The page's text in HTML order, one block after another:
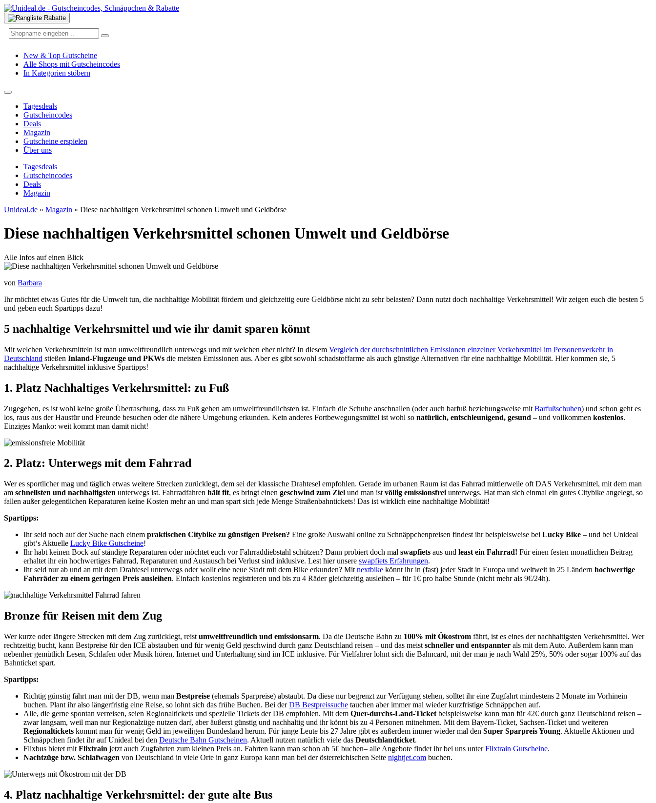
New & Top Gutscheine
Alle Shops mit Gutscheincodes
In Kategorien stöbern
Tagesdeals
Gutscheincodes
Deals
Magazin
Gutscheine erspielen
Über uns
Tagesdeals
Gutscheincodes
Deals
Magazin
Unideal.de » Magazin » Diese nachhaltigen Verkehrsmittel schonen Umwelt und Geldbörse
Diese nachhaltigen Verkehrsmittel schonen Umwelt und Geldbörse
Alle Infos auf einen Blick
von Barbara
Ihr möchtet etwas Gutes für die Umwelt tun, die nachhaltige Mobilität fördern und gleichzeitig eure Geldbörse nicht zu sehr belasten? Dann nutzt doch nachhaltige Verkehrsmittel! Wir zeigen euch die besten 5
und geben euch Spartipps dazu!
5 nachhaltige Verkehrsmittel und wie ihr damit sparen könnt
Mit welchen Verkehrsmitteln ist man umweltfreundlich unterwegs und mit welchen eher nicht? In diesem Vergleich der durchschnittlichen Emissionen einzelner Verkehrsmittel im Personenverkehr in
Deutschland stießen Inland-Flugzeuge und PKWs die meisten Emissionen aus. Aber es gibt sowohl schadstoffarme als auch günstige Alternativen für eine nachhaltige Mobilität. Hier kommen sie, 5
nachhaltige Verkehrsmittel inklusive Spartipps!
1. Platz Nachhaltiges Verkehrsmittel: zu Fuß
Zugegeben, es ist wohl keine große Überraschung, dass zu Fuß gehen am umweltfreundlichsten ist. Einfach die Schuhe anschnallen (oder auch barfuß beziehungsweise mit Barfußschuhen) und schon geht es
los, raus aus der Haustür und Freunde besuchen oder die nähere Umgebung erkunden. Kein anderes Fortbewegungsmittel ist wohl so natürlich, entschleunigend, gesund – und vollkommen kostenlos.
Einziges Manko: weit kommt man damit nicht!
2. Platz: Unterwegs mit dem Fahrrad
Wer es sportlicher mag und täglich etwas weitere Strecken zurücklegt, dem sei der klassische Drahtesel empfohlen. Gerade im urbanen Raum ist das Fahrrad mittlerweile oft DAS Verkehrsmittel, mit dem man
am schnellsten und nachhaltigsten unterwegs ist. Fahrradfahren hält fit, es bringt einen geschwind zum Ziel und man ist völlig emissionsfrei unterwegs. Hat man sich einmal ein gutes Citybike angelegt, so
fallen außer gelegentlichen Reparaturen keine Kosten mehr an und man spart sich jede Menge Straßenbahntickets! Das ist wirklich eine nachhaltige Mobilität!
Spartipps:
Ihr seid noch auf der Suche nach einem praktischen Citybike zu günstigen Preisen? Eine große Auswahl online zu Schnäppchenpreisen findest ihr beispielsweise bei Lucky Bike – und bei Unideal
gibt‘s Aktuelle Lucky Bike Gutscheine!
Ihr habt keinen Bock auf ständige Reparaturen oder möchtet euch vor Fahrraddiebstahl schützen? Dann probiert doch mal swapfiets aus und least ein Fahrrad! Für einen festen monatlichen Beitrag
erhaltet ihr ein hochwertiges Fahrrad, Reparaturen und Austausch bei Verlust sind inklusive. Lest hier unsere swapfiets Erfahrungen.
Ihr seid nur ab und an mit dem Drahtesel unterwegs oder wollt eine neue Stadt mit dem Bike erkunden? Mit nextbike könnt ihr in (fast) jeder Stadt in Europa und weltweit in 25 Ländern hochwertige
Fahrräder zu einem geringen Preis ausleihen. Einfach kostenlos registrieren und bis zu 4 Räder gleichzeitig ausleihen – für 1€ pro halbe Stunde (nicht mehr als 9€/24h).
Bronze für Reisen mit dem Zug
Wer kurze oder längere Strecken mit dem Zug zurücklegt, reist umweltfreundlich und emissionsarm. Da die Deutsche Bahn zu 100% mit Ökostrom fährt, ist es eines der nachhaltigsten Verkehrsmittel. Wer
rechtzeitig bucht, kann Bestpreise für den ICE abstauben und für wenig Geld geschwind durch ganz Deutschland reisen – und das meist schneller und entspannter als mit dem Auto. Außerdem kann man
nebenher gemütlich Lesen, Schlafen oder Musik hören, Internet und Unterhaltung sind im ICE inklusive. Für Vielfahrer lohnt sich die Bahncard, mit der man je nach Wahl 25%, 50% oder sogar 100% auf das
Bahnticket spart.
Spartipps:
Richtig günstig fährt man mit der DB, wenn man Bestpreise (ehemals Sparpreise) abstaubt. Da diese nur begrenzt zur Verfügung stehen, solltet ihr eine Zugfahrt mindestens 2 Monate im Vorhinein
buchen. Plant ihr also längerfristig eine Reise, so lohnt sich das frühe Buchen. Bei derDB Bestpreissuche tauchen aber immer mal wieder kurzfristige Schnäppchen auf.
Alle, die gerne spontan verreisen, seien Regionaltickets und spezielle Tickets der DB empfohlen. Mit dem Quer-durchs-Land-Ticket beispielsweise kann man für 42€ durch ganz Deutschland reisen –
zwar langsam, weil man nur Regionalzüge nutzen darf, aber äußerst günstig und nachhaltig und ihr könnt bis zu 4 Personen mitnehmen. Mit dem Bayern-Ticket, Sachsen-Ticket und weiteren
Regionaltickets kommt man für wenig Geld im jeweiligen Bundesland herum. Für junge Leute bis 27 Jahre gibt es außerdem immer wieder mal den Super Sparpreis Young. Aktuelle Aktionen und
Schnäppchen findet ihr auf Unideal bei den Deutsche Bahn Gutscheinen. Aktuell nutzen natürlich viele das Deutschlandticket.
Flixbus bietet mit Flixtrain jetzt auch Zugfahrten zum kleinen Preis an. Fahrten kann man schon ab 5€ buchen– alle Angebote findet ihr bei uns unterFlixtrain Gutscheine.
Nachtzüge bzw. Schlafwagen von Deutschland in viele Orte in ganz Europa kann man bei der österreichischen Seite nightjet.com buchen.
4. Platz nachhaltige Verkehrsmittel: der gute alte Bus